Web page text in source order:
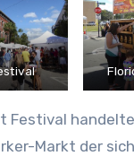
Festival
Markt der